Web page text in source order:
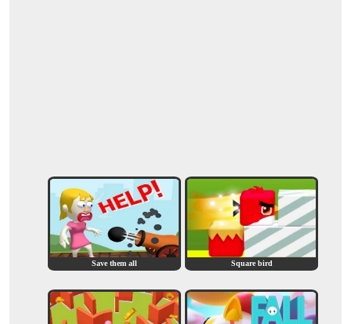
Save them all Square bird